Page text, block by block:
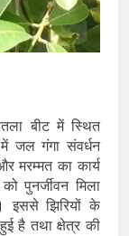
बीट में स्थित
में जल गंगा संवर्धन
मरम्मत का कार्य
पुनर्जीवन मिला
इससे झिरियों के
है तथा क्षेत्र की